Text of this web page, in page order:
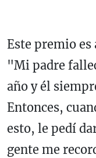
Este premio es
"Mi padre
año y él
Entonces,
esto, le pedí
gente me